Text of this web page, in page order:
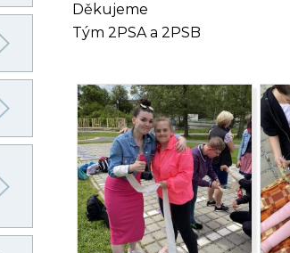
Děkujeme
Tým 2PSA a 2PSB